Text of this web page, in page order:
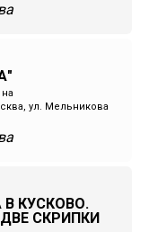
ул. Мельникова
В КУСКОВО.
СКРИПКИ